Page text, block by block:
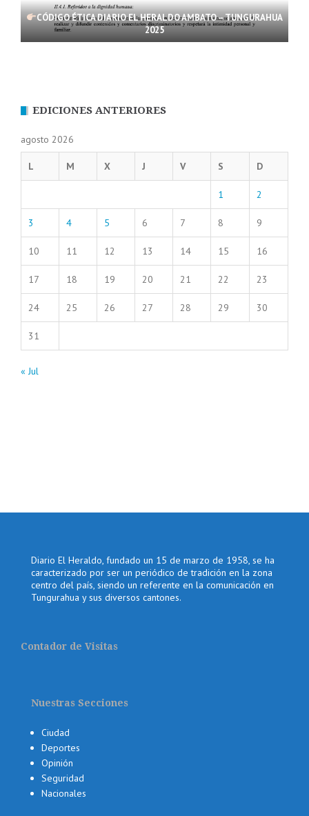
CÓDIGO ÉTICA DIARIO EL HERALDO AMBATO – TUNGURAHUA
2025
EDICIONES ANTERIORES
agosto 2026
L M X J V S D
1 2
3 4 5 6 7 8 9
10 11 12 13 14 15 16
17 18 19 20 21 22 23
24 25 26 27 28 29 30
31
« Jul
Diario El Heraldo, fundado un 15 de marzo de 1958, se ha
caracterizado por ser un periódico de tradición en la zona
centro del país, siendo un referente en la comunicación en
Tungurahua y sus diversos cantones.
Contador de Visitas
Nuestras Secciones
Ciudad
Deportes
Opinión
Seguridad
Nacionales